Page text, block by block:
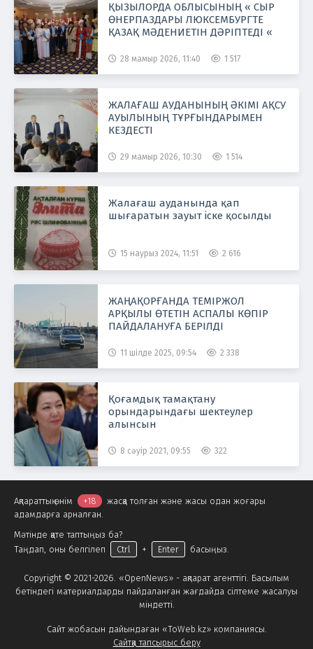
ҚЫЗЫЛОРДА ОБЛЫСЫНЫҢ « СЫР
ӨНЕРПАЗДАРЫ ЛЮКСЕМБУРГТЕ
ҚАЗАҚ МӘДЕНИЕТІН ДӘРІПТЕДІ «
28 мамыр 2026, 11:40 1 517
ЖАЛАҒАШ АУДАНЫНЫҢ ӘКІМІ АҚСУ
АУЫЛЫНЫҢ ТҰРҒЫНДАРЫМЕН
КЕЗДЕСТІ
29 мамыр 2026, 10:30 1 514
Жалағаш ауданында қап
шығаратын зауыт іске қосылды
15 наурыз 2024, 11:51 2 616
ЖАҢАҚОРҒАНДА ТЕМІРЖОЛ
АРҚЫЛЫ ӨТЕТІН АСПАЛЫ КӨПІР
ПАЙДАЛАНУҒА БЕРІЛДІ
11 шілде 2025, 09:54 2 338
Қоғамдық тамақтану
орындарындағы шектеулер
алынсын
8 сәуір 2021, 09:55 322
Copyright © 2021-2026. «OpenNews» - ақпарат агенттігі. Басылым
бетіндегі материалдарды пайдаланған жағдайда сілтеме жасалуы
міндетті.
Сайт жобасын дайындаған «ToWeb.kz» компаниясы.
Сайтқа тапсырыс беру
Ақпараттық өнім +18
жасқа толған және жасы одан жоғары
адамдарға арналған.
Мәтінде қате таптыңыз ба?
Таңдап, оны белгілеп
Ctrl + Enter басыңыз.